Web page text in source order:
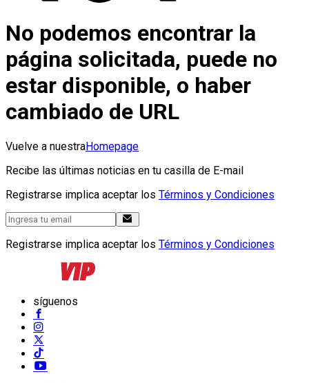
No podemos encontrar la
página solicitada, puede no
estar disponible, o haber
cambiado de URL
Vuelve a nuestraHomepage
Recibe las últimas noticias en tu casilla de E-mail
Registrarse implica aceptar los Términos y Condiciones
Registrarse implica aceptar los Términos y Condiciones
síguenos